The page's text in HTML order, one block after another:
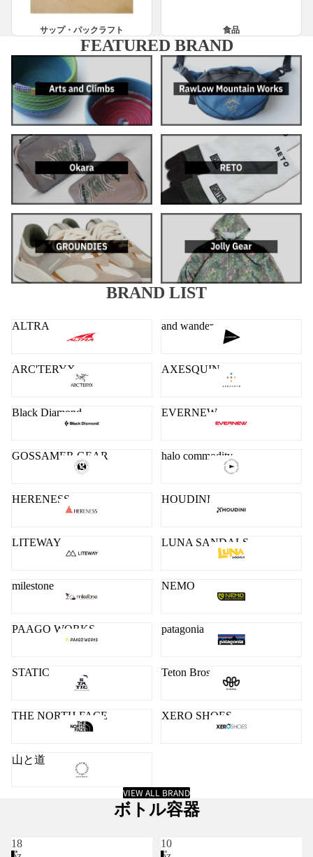
サップ・パックラフト 食品
FEATURED BRAND
BRAND LIST
ALTRA and wander
ARC'TERYX AXESQUIN
Black Diamond EVERNEW
GOSSAMER GEAR halo commodity
HERENESS HOUDINI
LITEWAY LUNA SANDALS
milestone NEMO
PAAGO WORKS patagonia
STATIC Teton Bros.
THE NORTH FACE XERO SHOES
山と道
VIEW ALL BRAND
ボトル容器
18
10